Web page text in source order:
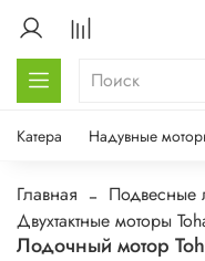
Катера Надувные
Главная Подвесные
Двухтактные моторы
Лодочный мотор